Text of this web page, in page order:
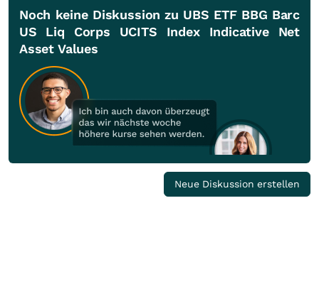
Noch keine Diskussion zu UBS ETF BBG Barc
US Liq Corps UCITS Index Indicative Net
Asset Values
Neue Diskussion erstellen